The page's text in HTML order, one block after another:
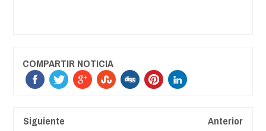
COMPARTIR NOTICIA
Siguiente Anterior